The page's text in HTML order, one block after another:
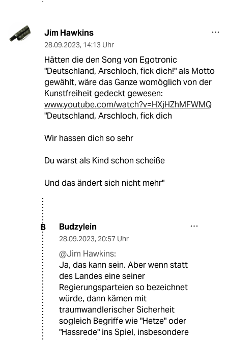
Jim Hawkins
28.09.2023, 14:13 Uhr
Hätten die den Song von Egotronic
"Deutschland, Arschloch, fick dich!" als Motto
gewählt, wäre das Ganze womöglich von der
Kunstfreiheit gedeckt gewesen:
www.youtube.com/watch?v=HXjHZhMFWMQ
"Deutschland, Arschloch, fick dich
Wir hassen dich so sehr
Du warst als Kind schon scheiße
Und das ändert sich nicht mehr"
B Budzylein
28.09.2023, 20:57 Uhr
@Jim Hawkins:
Ja, das kann sein. Aber wenn statt
des Landes eine seiner
Regierungsparteien so bezeichnet
würde, dann kämen mit
traumwandlerischer Sicherheit
sogleich Begriffe wie "Hetze" oder
"Hassrede" ins Spiel, insbesondere